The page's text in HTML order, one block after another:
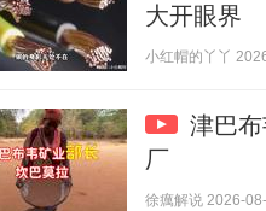
大开眼界
小红帽的丫丫
津巴
厂
徐癘解说 2026-